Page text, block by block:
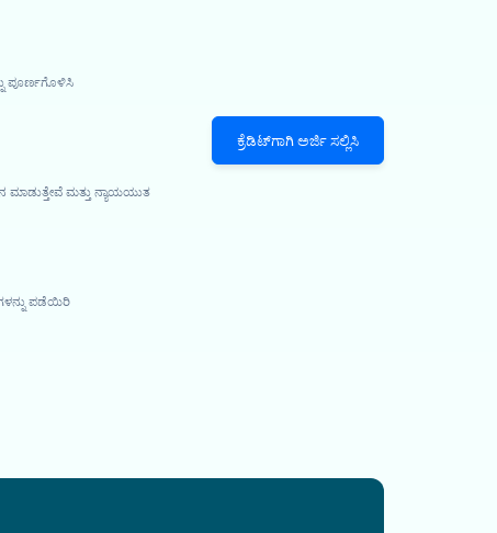
ಪೂರ್ಣಗೊಳಿಸಿ
ಮತ್ತು ನ್ಯಾಯಯುತ
ಪಡೆಯಿರಿ
ಕ್ರೆಡಿಟ್‌ಗಾಗಿ ಅರ್ಜಿ ಸಲ್ಲಿಸಿ